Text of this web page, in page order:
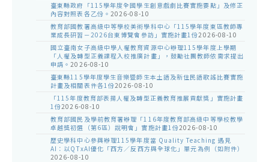
臺東縣政府「115學年度全國學生創意戲劇比賽實施要點」及修正
內容對照表各乙份。 2026-08-10
教育部國教署高級中等學校美術學科中心「115學年度東區教師專
業成長研習－2026台東博覽會參訪」實施計畫1份2026-08-10
國立臺南女子高級中學人權教育資源中心辦理115學年度上學期
「人權及轉型正義課程入校推廣計畫」，鼓勵社團教師依需求提出
申請。2026-08-10
臺東縣115學年度學生音樂暨師生本土語及新住民語歌謠比賽實施
計畫及相關表件各1份2026-08-10
「115年度教育部表揚人權及轉型正義教育推展貢獻獎」實施計畫
1份2026-08-10
教育部國民及學前教育署辦理「116年度教育部高級中等學校教學
卓越獎初選（第6區）說明會」實施計畫1份2026-08-10
歷史學科中心參與辦理115學年度當 Quality Teaching 遇見
AI：以QTxAI優化「西方／反西方與全球化」單元為例（如附件）
2026-08-10